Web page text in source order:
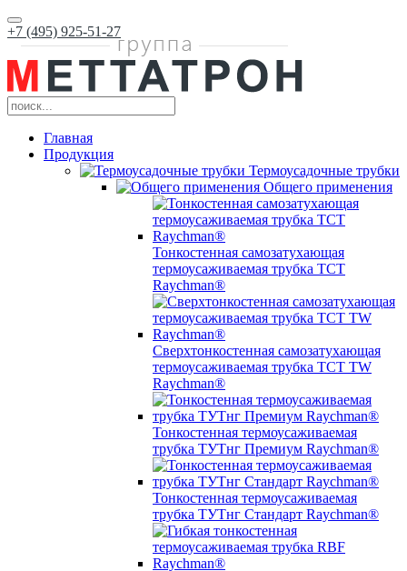
+7 (495) 925-51-27
Главная
Продукция
Термоусадочные трубки
Общего применения
Тонкостенная самозатухающая
термоусаживаемая трубка ТCT
Raychman®
Сверхтонкостенная самозатухающая
термоусаживаемая трубка ТCT TW
Raychman®
Тонкостенная термоусаживаемая
трубка ТУТнг Премиум Raychman®
Тонкостенная термоусаживаемая
трубка ТУТнг Стандарт Raychman®